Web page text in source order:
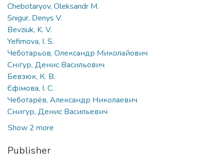
Chebotaryov, Oleksandr M.
Snigur, Denys V.
Bevziuk, K. V.
Yefimova, I. S.
Чеботарьов, Олександр Миколайович
Снігур, Денис Васильович
Бевзюк, К. В.
Єфімова, І. С.
Чеботарёв, Александр Николаевич
Снигур, Денис Васильевич
Show 2 more
Publisher